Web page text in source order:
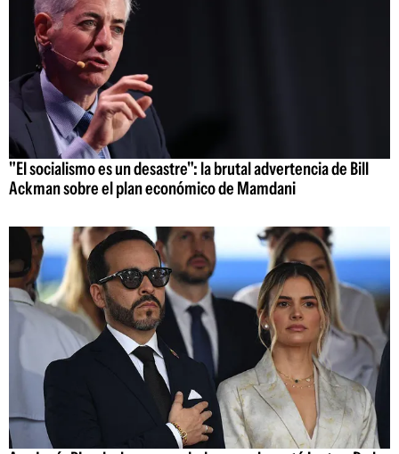
"El socialismo es un desastre": la brutal advertencia de Bill
Ackman sobre el plan económico de Mamdani